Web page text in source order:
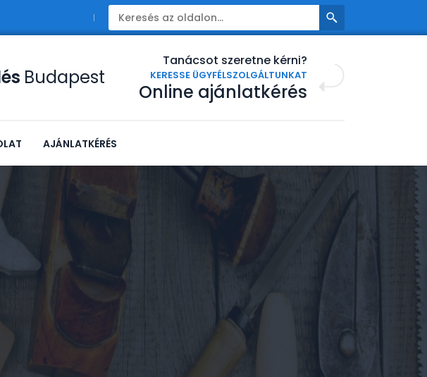
Budapest
Tanácsot szeretne kérni?
KERESSE ÜGYFÉLSZOLGÁLTUNKAT
Online ajánlatkérés
AJÁNLATKÉRÉS